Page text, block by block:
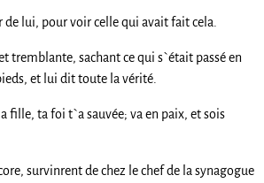
lui, pour voir celle qui avait fait cela.
tremblante, sachant ce qui s`était passé en
et lui dit toute la vérité.
fille, ta foi t`a sauvée; va en paix, et sois
survinrent de chez le chef de la synagogue